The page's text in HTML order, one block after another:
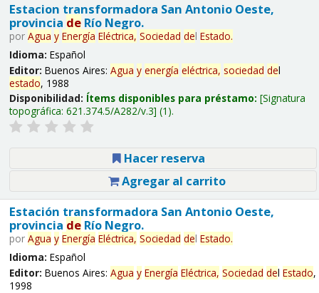
Estacion transformadora San Antonio Oeste,
provincia deRío Negro.
por Agua y Energía Eléctrica, Sociedad del Estado.
Idioma: Español
Editor: Buenos Aires: Agua y energía eléctrica, sociedad del
estado, 1988
Disponibilidad: Ítems disponibles para préstamo: Signatura
topográfica: 621.374.5/A282/v.3 (1).
Hacer reserva
Agregar al carrito
Estación transformadora San Antonio Oeste,
provincia deRío Negro.
por Agua y Energía Eléctrica, Sociedad del Estado.
Idioma: Español
Editor: Buenos Aires: Agua y Energía Eléctrica, Sociedad del Estado,
1998